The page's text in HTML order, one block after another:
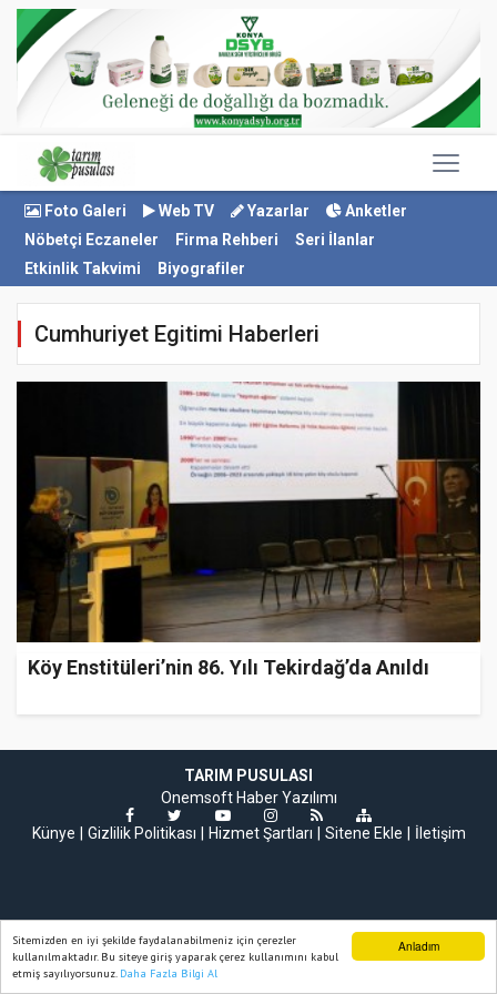
Anladım
Sitemizden en iyi şekilde faydalanabilmeniz için çerezler
kullanılmaktadır. Bu siteye giriş yaparak çerez kullanımını kabul
etmiş sayılıyorsunuz. Daha Fazla Bilgi Al
Foto Galeri Web TV Yazarlar
Anketler
Nöbetçi Eczaneler
Firma Rehberi
Seri İlanlar
Etkinlik Takvimi
Biyografiler
Cumhuriyet Egitimi Haberleri
Köy Enstitüleri’nin 86. Yılı Tekirdağ’da Anıldı
TARIM PUSULASI
Onemsoft Haber Yazılımı
Künye
Gizlilik Politikası Hizmet Şartları Sitene Ekle İletişim
Ana Sayfa Web TV